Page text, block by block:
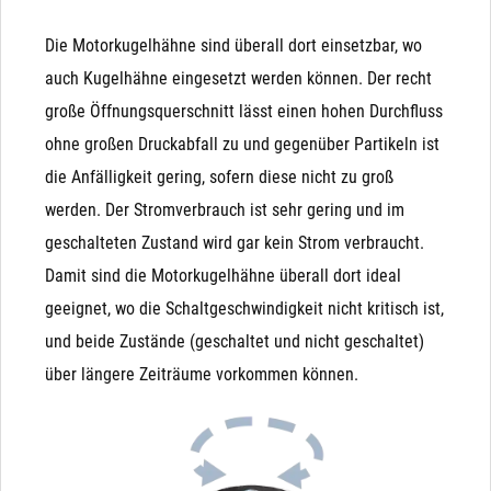
halten Differenzdruck nur in Flussrichtung. Entsteht ein
Gegendruck, der höher, als der Eingangsdruck ist (z.B.
nach dem Befüllen eines Behälters), drückt dieser das
Magnetventil wieder auf. Der Kugelhahn hingegen ist
nach Betätigung in beiden Richtungen dicht.
Unterdruck: Bei Unterdruck (Saugen auf der
Ausgangsseite) wird die Funktion schwer vorhersagbar.
Besonders bei NO-Magnetventilen kann es durchaus
passieren, dass ein Unterdruck auf der Ausgangsseite
die Membrane nach unten zieht und das Ventil
Manuelle (Not)Betätigung: Das Magnetventil wird
ausschließlich durch Magnetkraft geschlossen und
Die Motorkugelhähne sind überall dort einsetzbar, wo
auch Kugelhähne eingesetzt werden können. Der recht
große Öffnungsquerschnitt lässt einen hohen Durchfluss
ohne großen Druckabfall zu und gegenüber Partikeln ist
die Anfälligkeit gering, sofern diese nicht zu groß
werden. Der Stromverbrauch ist sehr gering und im
geschalteten Zustand wird gar kein Strom verbraucht.
Damit sind die Motorkugelhähne überall dort ideal
geeignet, wo die Schaltgeschwindigkeit nicht kritisch ist,
und beide Zustände (geschaltet und nicht geschaltet)
über längere Zeiträume vorkommen können.